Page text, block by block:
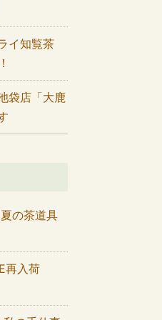
イ知覧茶
袋店「大鹿
の茶道具
再入荷